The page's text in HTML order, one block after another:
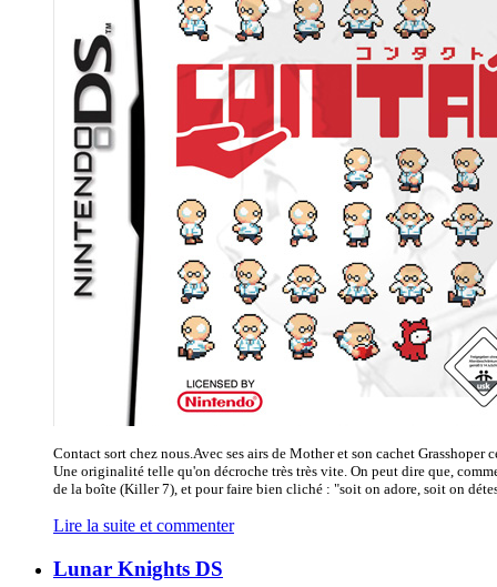
Contact sort chez nous.Avec ses airs de Mother et son cachet
Une originalité telle qu'on décroche très très vite. On peut dire que,
de la boîte (Killer 7), et pour faire bien cliché : "soit on adore, soit on
Lire la suite et commenter
Lunar Knights DS